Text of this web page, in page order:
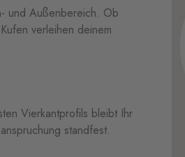
und Außenbereich. Ob
verleihen deinem
Vierkantprofils bleibt Ihr
standfest.